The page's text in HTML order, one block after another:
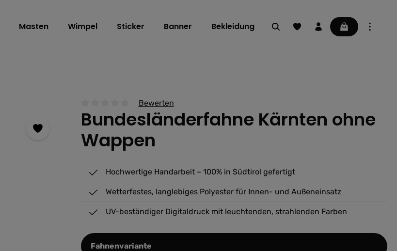
Masten Wimpel Sticker Banner Bekleidung Du hast 0 Produkte auf dem
Warenkorb
Durchschnittliche Bewertung von 0 von 5 Sternen
Bewerten
Bundesländerfahne Kärnten ohne
Wappen
Hochwertige Handarbeit – 100% in Südtirol gefertigt
Wetterfestes, langlebiges Polyester für Innen- und Außeneinsatz
UV-beständiger Digitaldruck mit leuchtenden, strahlenden Farben
Fahnenvariante